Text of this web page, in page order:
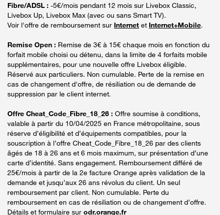
Fibre/ADSL : -5€/mois pendant 12 mois sur Livebox Classic,
Livebox Up, Livebox Max (avec ou sans Smart TV).
Voir l'offre de remboursement sur Internet et Internet+Mobile.
Remise Open : Remise de 3€ à 15€ chaque mois en fonction du
forfait mobile choisi ou détenu, dans la limite de 4 forfaits mobile
supplémentaires, pour une nouvelle offre Livebox éligible.
Réservé aux particuliers. Non cumulable. Perte de la remise en
cas de changement d'offre, de résiliation ou de demande de
suppression par le client internet.
Offre Cheat_Code_Fibre_18_26 : Offre soumise à conditions,
valable à partir du 10/04/2025 en France métropolitaine, sous
réserve d’éligibilité et d’équipements compatibles, pour la
souscription à l’offre Cheat_Code_Fibre_18_26 par des clients
âgés de 18 à 26 ans et 6 mois maximum, sur présentation d’une
carte d’identité. Sans engagement. Remboursement différé de
25€/mois à partir de la 2e facture Orange après validation de la
demande et jusqu’aux 26 ans révolus du client. Un seul
remboursement par client. Non cumulable. Perte du
remboursement en cas de résiliation ou de changement d’offre.
Détails et formulaire sur odr.orange.fr